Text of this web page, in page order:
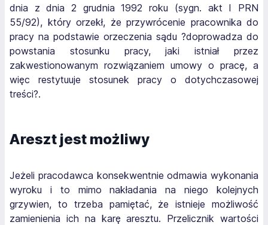
dnia z dnia 2 grudnia 1992 roku (sygn. akt I PRN
55/92), który orzekł, że przywrócenie pracownika do
pracy na podstawie orzeczenia sądu ?doprowadza do
powstania stosunku pracy, jaki istniał przez
zakwestionowanym rozwiązaniem umowy o pracę, a
więc restytuuje stosunek pracy o dotychczasowej
treści?.
Areszt jest możliwy
Jeżeli pracodawca konsekwentnie odmawia wykonania
wyroku i to mimo nakładania na niego kolejnych
grzywien, to trzeba pamiętać, że istnieje możliwość
zamienienia ich na karę aresztu. Przelicznik wartości